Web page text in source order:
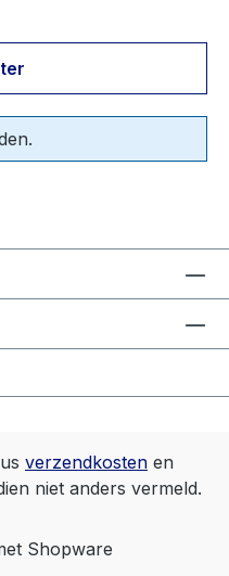
verzendkosten en
niet anders vermeld.
Shopware